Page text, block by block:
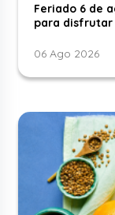
Feriado 6 de
para disfrutar
06 Ago 2026